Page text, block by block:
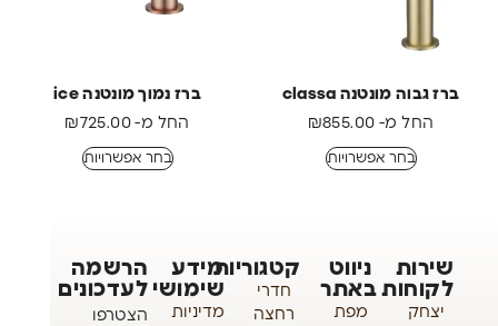
ברז גבוה מונטנה classa
החל מ-
₪855.00
בחר אפשרויות
ברז נמוך מונטנה ice
החל מ-
₪725.00
בחר אפשרויות
שירות
לקוחות
יצחק
ניווט
באתר
מפת
קטגוריות
חדרי
רחצה
מידע
שימושי
מדיניות
הרשמה
לעדכונים
הצטרפו